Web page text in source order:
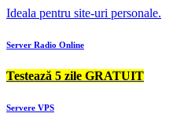
Ideala pentru site-uri personale.
Server Radio Online
Testează 5 zile GRATUIT
Servere VPS